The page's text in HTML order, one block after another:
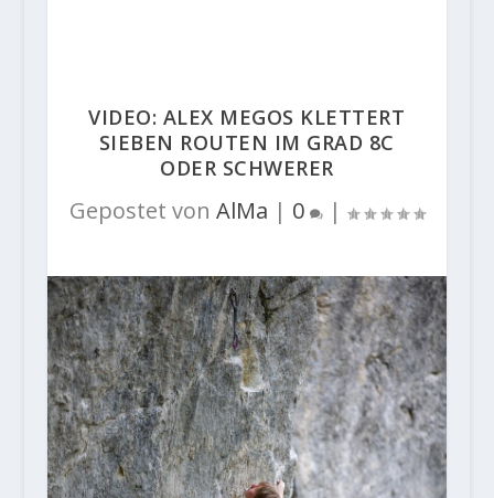
VIDEO: ALEX MEGOS KLETTERT
SIEBEN ROUTEN IM GRAD 8C
ODER SCHWERER
Gepostet von AlMa | 0 |